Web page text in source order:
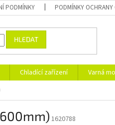
PODMÍNKY PODMÍNKY OCHRANY
HLEDAT
Chladící zařízení Varná
1620788